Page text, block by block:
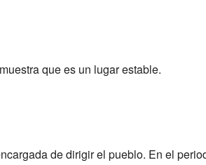
que es un lugar estable.
de dirigir el pueblo. En el